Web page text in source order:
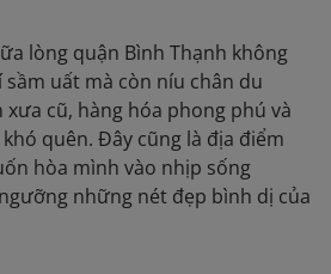
lòng quận Bình Thạnh không
uất mà còn níu chân du
xưa cũ, hàng hóa phong phú và
quên. Đây cũng là địa điểm
hòa mình vào nhịp sống
những nét đẹp bình dị của